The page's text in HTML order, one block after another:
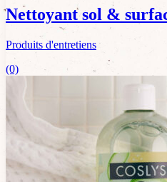
Nettoyant sol &
Produits d'entretiens
(0)